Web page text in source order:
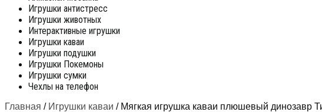
Игрушки антистресс
Игрушки животных
Интерактивные игрушки
Игрушки каваи
Игрушки подушки
Игрушки Покемоны
Игрушки сумки
Чехлы на телефон
Главная / Игрушки каваи / Мягкая игрушка каваи плюшевый динозавр